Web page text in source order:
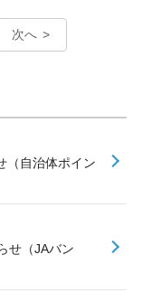
次へ
（自治体ポイン
せ（JAバン